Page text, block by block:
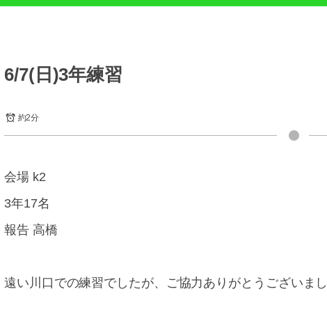
6/7(日)3年練習
約2分
会場 k2
3年17名
報告 高橋
遠い川口での練習でしたが、ご協力ありがとうございま